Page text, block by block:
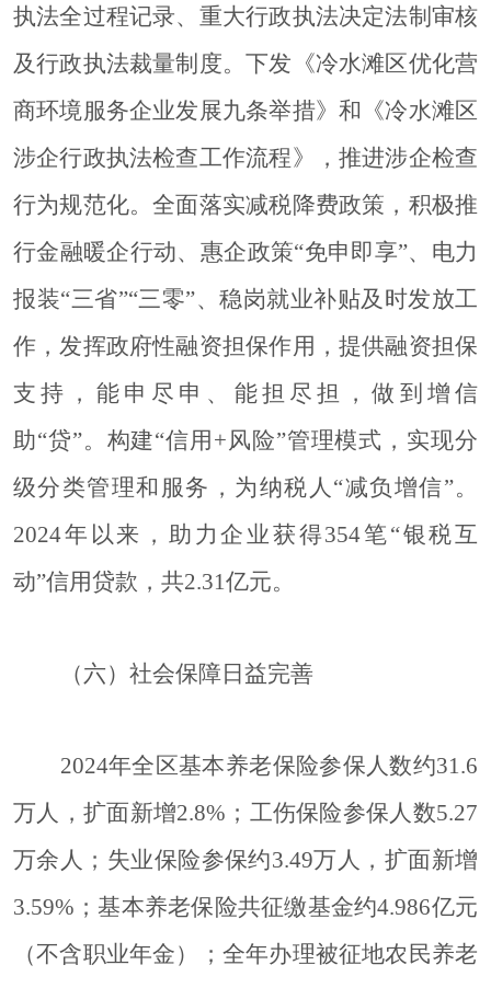
执法全过程记录、重大行政执法决定法制审核
及行政执法裁量制度。下发《冷水滩区优化营
商环境服务企业发展九条举措》和《冷水滩区
涉企行政执法检查工作流程》，推进涉企检查
行为规范化。全面落实减税降费政策，积极推
行金融暖企行动、惠企政策“免申即享”、电力
报装“三省”“三零”、稳岗就业补贴及时发放工
作，发挥政府性融资担保作用，提供融资担保
支持，能申尽申、能担尽担，做到增信
助“贷”。构建“信用+风险”管理模式，实现分
级分类管理和服务，为纳税人“减负增信”。
2024年以来，助力企业获得354笔“银税互
动”信用贷款，共2.31亿元。
（六）社会保障日益完善
2024年全区基本养老保险参保人数约31.6
万人，扩面新增2.8%；工伤保险参保人数5.27
万余人；失业保险参保约3.49万人，扩面新增
3.59%；基本养老保险共征缴基金约4.986亿元
（不含职业年金）；全年办理被征地农民养老